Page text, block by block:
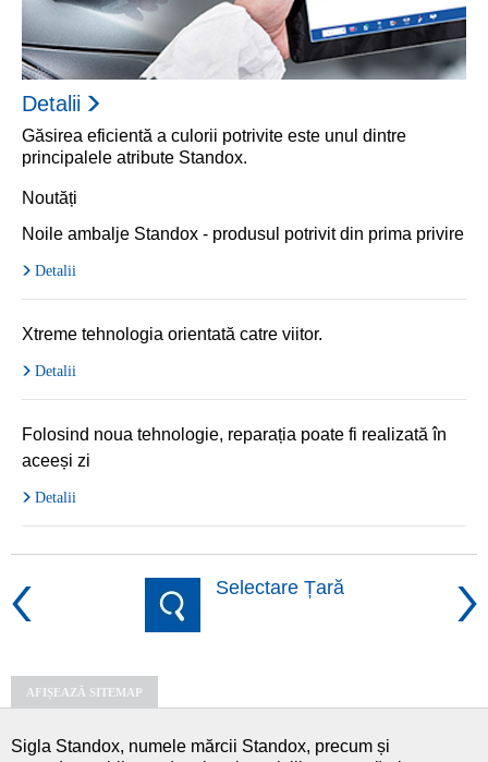
Detalii
Găsirea eficientă a culorii potrivite este unul dintre
principalele atribute Standox.
Noutăți
Noile ambalje Standox - produsul potrivit din prima privire
Detalii
Xtreme tehnologia orientată catre viitor.
Detalii
Folosind noua tehnologie, reparația poate fi realizată în
aceeși zi
Detalii
Selectare Țară
AFIȘEAZĂ SITEMAP
Sigla Standox, numele mărcii Standox, precum și